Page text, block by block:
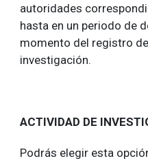
autoridades
hasta en un periodo de
momento del registro
investigación.
ACTIVIDAD DE
Podrás elegir esta